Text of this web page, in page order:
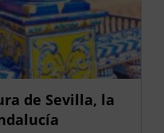
de Sevilla, la